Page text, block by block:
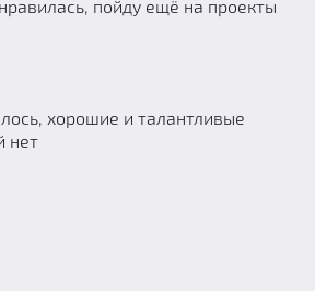
пойду ещё на проекты
хорошие и талантливые
нет